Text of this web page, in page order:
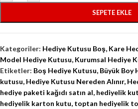
SEPETE EKLE
Kategoriler: Hediye Kutusu Boş, Kare
Model Hediye Kutusu, Kurumsal Hediye
Etiketler: Boş Hediye Kutusu, Büyük Boy
kutusu, Hediye Kutusu Nereden Alınır,
hediye paketi kağıdı satın al, hediyelik
hediyelik karton kutu, toptan hediyelik